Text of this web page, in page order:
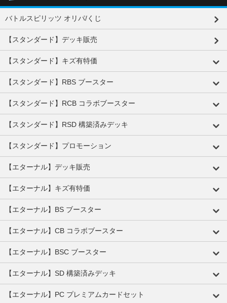
バトルスピリッツ オリパ/くじ
【スタンダード】デッキ販売
【スタンダード】キズ有特価
【スタンダード】RBS ブースター
【スタンダード】RCB コラボブースター
【スタンダード】RSD 構築済みデッキ
【スタンダード】プロモーション
【エターナル】デッキ販売
【エターナル】キズ有特価
【エターナル】BS ブースター
【エターナル】CB コラボブースター
【エターナル】BSC ブースター
【エターナル】SD 構築済みデッキ
【エターナル】PC プレミアムカードセット